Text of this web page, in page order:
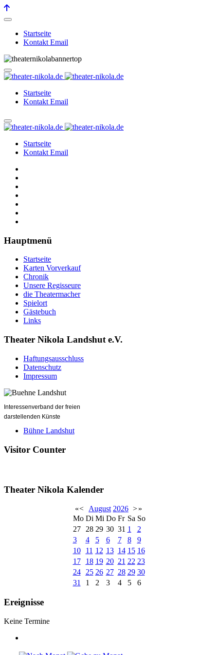
Startseite
Kontakt Email
Startseite
Kontakt Email
Startseite
Kontakt Email
Hauptmenü
Startseite
Karten Vorverkauf
Chronik
Unsere Regisseure
die Theatermacher
Spielort
Gästebuch
Links
Theater Nikola Landshut e.V.
Haftungsausschluss
Datenschutz
Impressum
Interessenverband der freien
darstellenden Künste
Bühne Landshut
Visitor Counter
Theater Nikola Kalender
«< August 2026 >»
Mo Di Mi Do Fr Sa So
27
28 29 30 31 1
2
3
4 5 6 7 8
9
10
11 12 13 14 15 16
17
18 19 20 21 22 23
24
25 26 27 28 29 30
31
1 2 3 4 5 6
Ereignisse
Keine Termine